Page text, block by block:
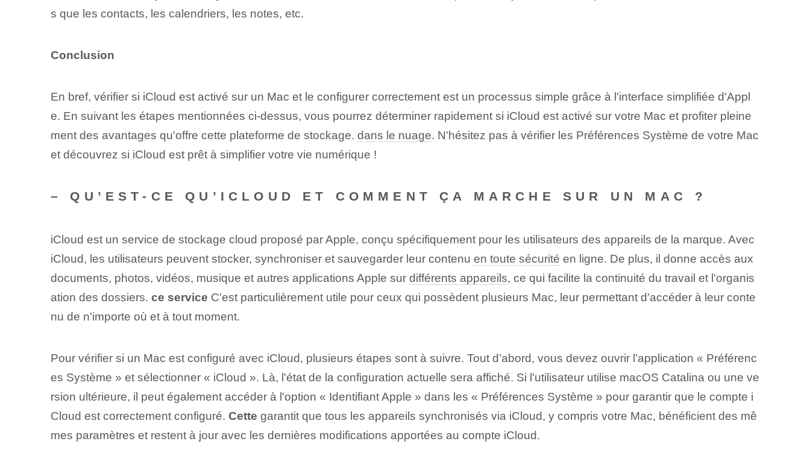
s que les contacts, les calendriers, les notes, etc.
Conclusion
En bref, vérifier si iCloud est activé sur un Mac et le configurer correctement est un processus simple grâce à l'interface simplifiée d'Appl
e. En suivant les étapes mentionnées ci-dessus, vous pourrez déterminer rapidement si iCloud est activé sur votre Mac et profiter pleine
ment des avantages qu'offre cette plateforme de stockage. dans le nuage. N'hésitez pas à vérifier les Préférences Système de votre Mac
et découvrez si iCloud est prêt à simplifier votre vie numérique !
– QU’EST-CE QU’ICLOUD ET COMMENT ÇA MARCHE SUR UN MAC ?
iCloud est un service de stockage cloud proposé par Apple, conçu spécifiquement pour les utilisateurs des appareils de la marque. Avec
iCloud, les utilisateurs peuvent stocker, synchroniser et sauvegarder leur contenu en toute sécurité en ligne. De plus, il donne accès aux
documents, photos, vidéos, musique et autres applications Apple sur différents appareils, ce qui facilite la continuité du travail et l'organis
ation des dossiers. ce service C'est particulièrement utile pour ceux qui possèdent plusieurs Mac, leur permettant d'accéder à leur conte
nu de n'importe où et à tout moment.
Pour vérifier si un Mac est configuré avec iCloud, plusieurs étapes sont à suivre. Tout d’abord, vous devez ouvrir l’application « Préférenc
es Système » et sélectionner « iCloud ». Là, l'état de la configuration actuelle sera affiché. Si l'utilisateur utilise macOS Catalina ou une ve
rsion ultérieure, il peut également accéder à l'option « Identifiant Apple » dans les « Préférences Système » pour garantir que le compte i
Cloud est correctement configuré. Cette garantit que tous les appareils synchronisés via iCloud, y compris votre Mac, bénéficient des mê
mes paramètres et restent à jour avec les dernières modifications apportées au compte iCloud.